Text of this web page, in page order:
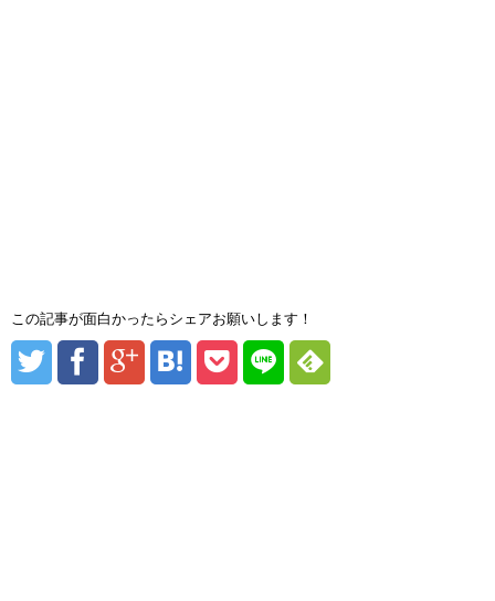
この記事が面白かったらシェアお願いします！